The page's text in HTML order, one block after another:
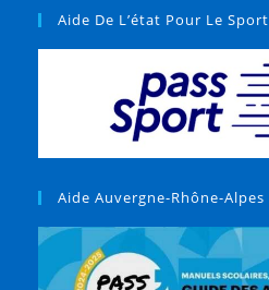
Aide De L’état Pour Le Sport
Aide Auvergne-Rhône-Alpes